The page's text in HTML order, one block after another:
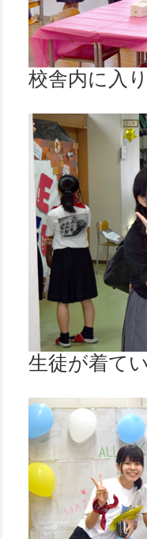
校舎内に入
生徒が着て